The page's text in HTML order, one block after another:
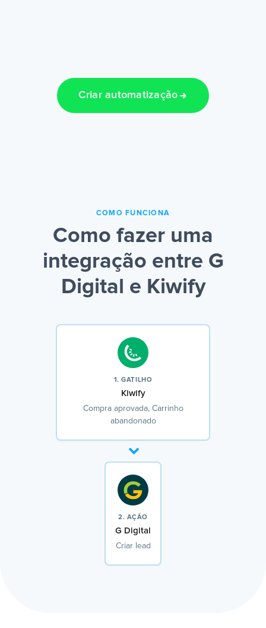
Criar automatização
COMO FUNCIONA
Como fazer uma
integração entre G
Digital e Kiwify
1. GATILHO
Kiwify
Compra aprovada, Carrinho
abandonado
2. AÇÃO
G Digital
Criar lead